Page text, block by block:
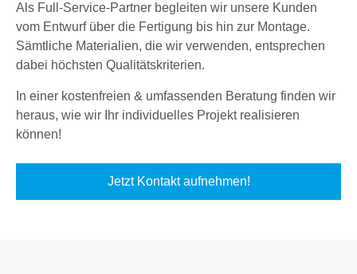
Als Full-Service-Partner begleiten wir unsere Kunden
vom Entwurf über die Fertigung bis hin zur Montage.
Sämtliche Materialien, die wir verwenden, entsprechen
dabei höchsten Qualitätskriterien.
In einer kostenfreien & umfassenden Beratung finden wir
heraus, wie wir Ihr individuelles Projekt realisieren
können!
Jetzt Kontakt aufnehmen!